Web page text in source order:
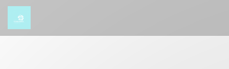
Panel pro správu cookies